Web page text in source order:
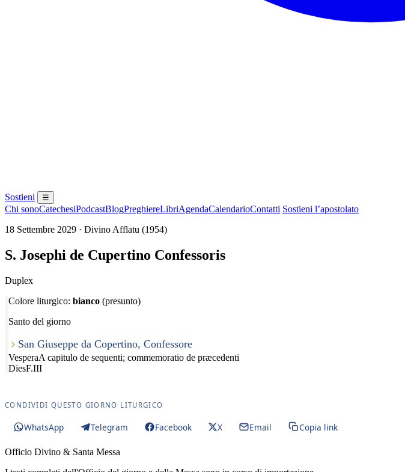
Sostieni ☰
Chi sonoCatechesiPodcastBlogPreghiereLibriAgendaCalendarioContatti Sostieni l’apostolato
18 Settembre 2029 · Divino Afflatu (1954)
S. Josephi de Cupertino Confessoris
Duplex
Colore liturgico: bianco (presunto)
Santo del giorno
San Giuseppe da Copertino, Confessore
VesperaA capitulo de sequenti; commemoratio de præcedenti
DiesF.III
CONDIVIDI QUESTO GIORNO LITURGICO
WhatsApp Telegram Facebook X Email Copia link
Officio Divino & Santa Messa